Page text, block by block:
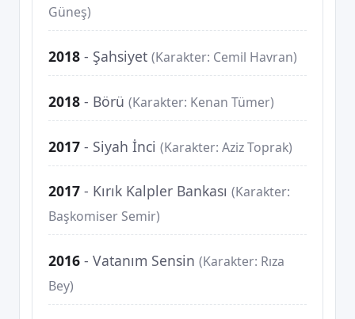
Güneş)
2018 - Şahsiyet (Karakter: Cemil Havran)
2018 - Börü (Karakter: Kenan Tümer)
2017 - Siyah İnci (Karakter: Aziz Toprak)
2017 - Kırık Kalpler Bankası (Karakter:
Başkomiser Semir)
2016 - Vatanım Sensin (Karakter: Rıza
Bey)